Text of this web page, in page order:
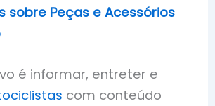
sobre Peças e Acessórios
é informar, entreter e
com conteúdo